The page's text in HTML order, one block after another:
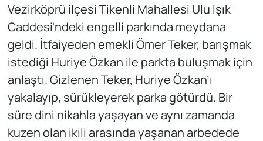
Vezirköprü ilçesi Tikenli Mahallesi Ulu Işık
Caddesi'ndeki engelli parkında meydana
geldi. İtfaiyeden emekli Ömer Teker, barışmak
istediği Huriye Özkan ile parkta buluşmak için
anlaştı. Gizlenen Teker, Huriye Özkan’ı
yakalayıp, sürükleyerek parka götürdü. Bir
süre dini nikahla yaşayan ve aynı zamanda
kuzen olan ikili arasında yaşanan arbedede